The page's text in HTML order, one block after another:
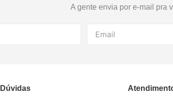
A gente envia por e-mail pra
Dúvidas